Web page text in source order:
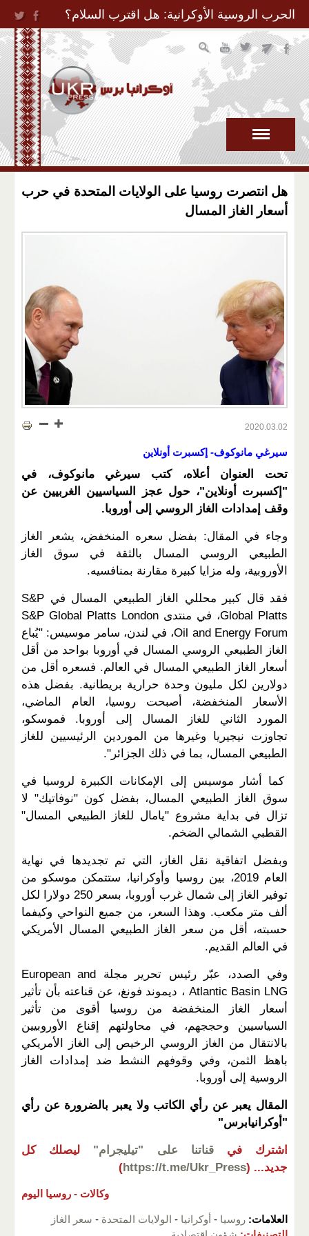
Jump to Navigation
الحرب الروسية الأوكرانية: هل اقترب السلام؟
هل انتصرت روسيا على الولايات المتحدة في حرب
أسعار الغاز المسال
2020.03.02
سيرغي مانوكوف- إكسبرت أونلاين
تحت العنوان أعلاه، كتب سيرغي مانوكوف، في
"إكسبرت أونلاين"، حول عجز السياسيين الغربيين عن
وقف إمدادات الغاز الروسي إلى أوروبا.
وجاء في المقال: بفضل سعره المنخفض، يشعر الغاز
الطبيعي الروسي المسال بالثقة في سوق الغاز
الأوروبية، وله مزايا كبيرة مقارنة بمنافسيه.
فقد قال كبير محللي الغاز الطبيعي المسال في S&P
Global Platts، في منتدى S&P Global Platts London
Oil and Energy Forum، في لندن، سامر موسيس: "يُباع
الغاز الطبيعي الروسي المسال في أوروبا بواحد من أقل
أسعار الغاز الطبيعي المسال في العالم. فسعره أقل من
دولارين لكل مليون وحدة حرارية بريطانية. بفضل هذه
الأسعار المنخفضة، أصبحت روسيا، العام الماضي،
المورد الثاني للغاز المسال إلى أوروبا. فموسكو،
تجاوزت نيجيريا وغيرها من الموردين الرئيسيين للغاز
الطبيعي المسال، بما في ذلك الجزائر".
كما أشار موسيس إلى الإمكانات الكبيرة لروسيا في
سوق الغاز الطبيعي المسال، بفضل كون "نوفاتيك" لا
تزال في بداية مشروع "يامال للغاز الطبيعي المسال"
القطبي الشمالي الضخم.
وبفضل اتفاقية نقل الغاز، التي تم تجديدها في نهاية
العام 2019، بين روسيا وأوكرانيا، ستتمكن موسكو من
توفير الغاز إلى شمال غرب أوروبا، بسعر 250 دولارا لكل
ألف متر مكعب. وهذا السعر، من جميع النواحي وكيفما
حسبته، أقل من سعر الغاز الطبيعي المسال الأمريكي
في العالم القديم.
وفي الصدد، عبّر رئيس تحرير مجلة European and
Atlantic Basin LNG ، ديموند فونغ، عن قناعته بأن تأثير
أسعار الغاز المنخفضة من روسيا أقوى من تأثير
السياسيين وحججهم، في محاولتهم إقناع الأوروبيين
بالانتقال من الغاز الروسي الرخيص إلى الغاز الأمريكي
باهظ الثمن، وفي وقوفهم النشط ضد إمدادات الغاز
الروسية إلى أوروبا.
المقال يعبر عن رأي الكاتب ولا يعبر بالضرورة عن رأي
"أوكرانيابرس"
اشترك في قناتنا على "تيليجرام"
ليصلك كل
جديد... (
https://t.me/Ukr_Press
)
وكالات - روسيا اليوم
العلامات: روسيا - أوكرانيا - الولايات المتحدة - سعر الغاز